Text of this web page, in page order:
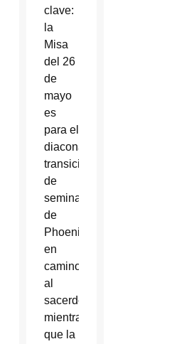
clave:
la
Misa
del 26
de
mayo
es
para el
diaconado
transicional
de
seminaristas
de
Phoenix
en
camino
al
sacerdocio,
mientras
que la